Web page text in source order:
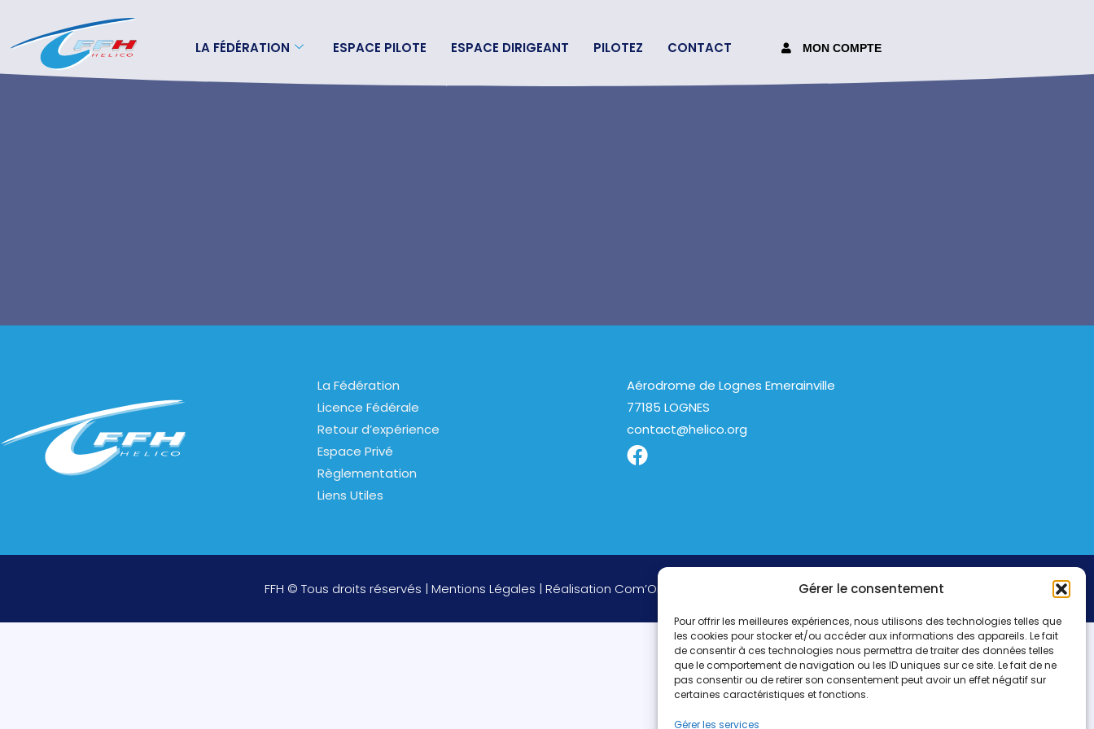
Gérer le consentement
Pour offrir les meilleures expériences, nous utilisons des technologies telles que
les cookies pour stocker et/ou accéder aux informations des appareils. Le fait
de consentir à ces technologies nous permettra de traiter des données telles
que le comportement de navigation ou les ID uniques sur ce site. Le fait de ne
pas consentir ou de retirer son consentement peut avoir un effet négatif sur
certaines caractéristiques et fonctions.
Gérer les services
LA FÉDÉRATION ESPACE PILOTE ESPACE DIRIGEANT PILOTEZ CONTACT MON COMPTE
La Fédération
Licence Fédérale
Retour d’expérience
Espace Privé
Règlementation
Liens Utiles
Aérodrome de Lognes Emerainville
77185 LOGNES
contact@helico.org
FFH © Tous droits réservés | Mentions Légales | Réalisation Com’On